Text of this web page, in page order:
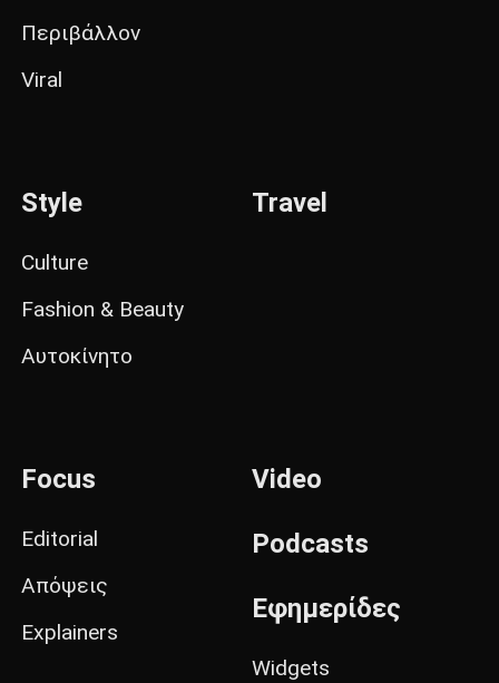
Περιβάλλον
Viral
Style
Culture
Fashion & Beauty
Αυτοκίνητο
Travel
Focus
Editorial
Απόψεις
Explainers
Video
Podcasts
Εφημερίδες
Widgets